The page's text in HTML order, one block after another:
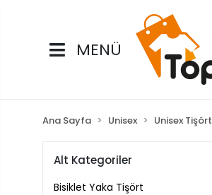
MENÜ
Ana Sayfa Unisex Unisex Tişört
Alt Kategoriler
Bisiklet Yaka Tişört